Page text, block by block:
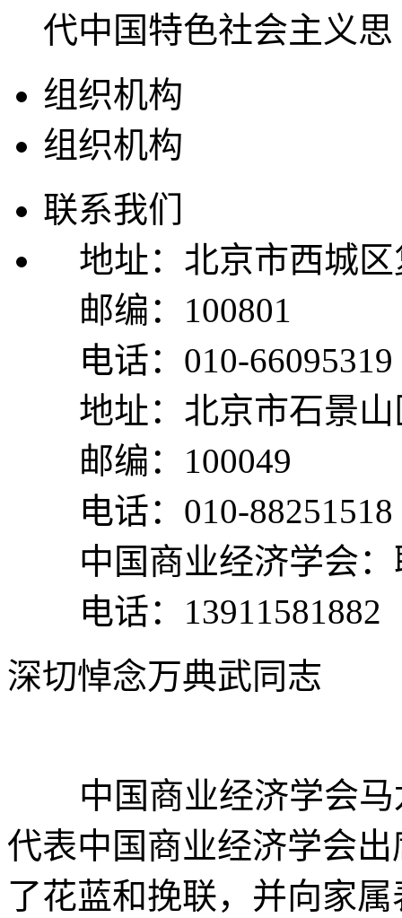
代中国特色社会主义思
组织机构
组织机构
联系我们
地址：北京市西城
邮编：100801
电话：010-66095319
地址：北京市石景
邮编：100049
电话：010-88251518
中国商业经济学会
电话：13911581882
深切悼念万典武同志
中国商业经济学会
代表中国商业经济学会
了花蓝和挽联，并向家